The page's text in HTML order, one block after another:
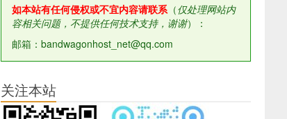
如本站有任何侵权或不宜内容请联系（仅处理网站内
容相关问题，不提供任何技术支持，谢谢）：
邮箱：bandwagonhost_net@qq.com
关注本站